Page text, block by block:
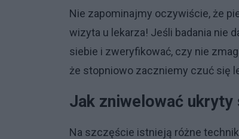
Nie zapominajmy oczywiście, że
wizyta u lekarza! Jeśli badania nie
siebie i zweryfikować, czy nie
że stopniowo zaczniemy czuć się
Jak zniwelować ukryty
Na szczęście istnieją różne